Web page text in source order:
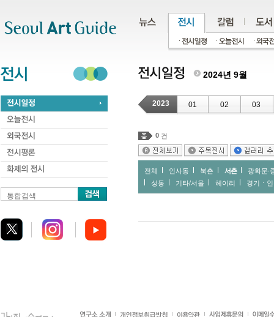
통합검색
2024년 9월
2023 01 02 03
0 건
전체 인사동 북촌 서촌
광화문∙
성동
기타/서울 헤이리 경기ㆍ